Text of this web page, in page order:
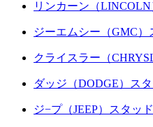
リンカーン（
ジーエムシー（GMC）
クライスラー（
ダッジ（DODGE）ス
ジ−プ（JEEP）スタッ